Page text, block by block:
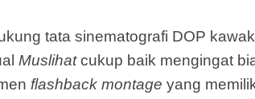
tata sinematografi DOP
Muslihatcukup baik mengingat
flashback montage yang